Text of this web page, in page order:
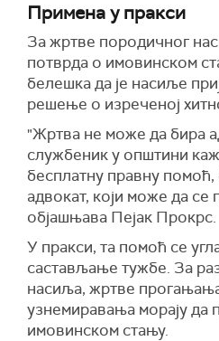
Примена у пракси
За жртве породичног
потврда о имовинском
белешка да је насиље
решење о изреченој
"Жртва не може да бира
службеник у општини
бесплатну правну
адвокат, који може да се
објашњава Пејак Прокрс.
У пракси, та помоћ се
састављање тужбе. За
насиља, жртве
узнемиравања морају да
имовинском стању.